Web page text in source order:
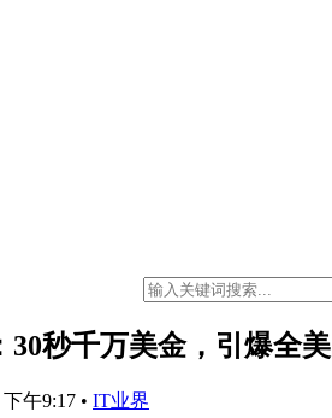
30秒千万美金，引爆全美
午9:17 • IT业界